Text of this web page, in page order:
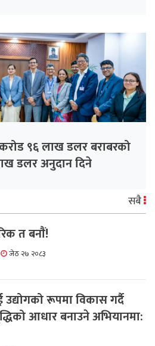
९६ लाख डलर बराबरको
डलर अनुदान दिने
सबै
त बनाैं!
जेठ २७ २०८३
उद्योगको रूपमा विकास गर्दै
आधार बनाउने अभियानमा: